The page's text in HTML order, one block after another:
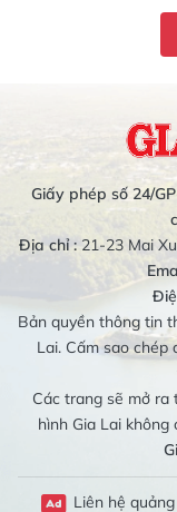
Giấy phép số 24/
Địa chỉ :21-23 Mai
Bản quyền thông tin
Lai. Cấm sao chép
Các trang sẽ mở ra
hình Gia Lai
Liên hệ